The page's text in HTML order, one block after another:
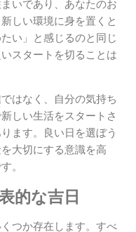
いであり、あなたのお
しい環境に身を置くと
い」と感じるのと同じ
スタートを切ることは
はなく、自分の気持ち
しい生活をスタートさ
ます。良い日を選ぼう
大切にする意識を高
。
的な吉日
つか存在します。すべ